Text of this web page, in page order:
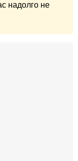
надолго не